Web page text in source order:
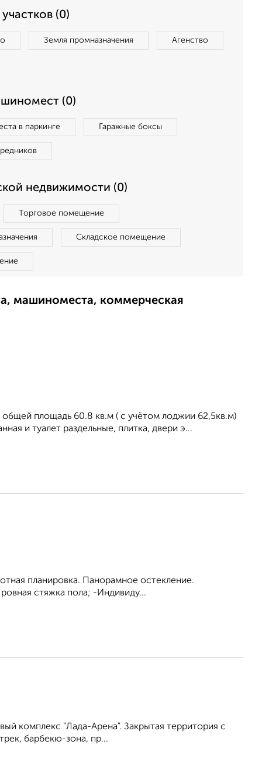
(0)
Земля промназначения Агенство
(0)
в паркинге Гаражные боксы
недвижимости (0)
Торговое помещение
Складское помещение
машиноместа, коммерческая
площадь 60.8 кв.м ( с учётом лоджии 62,5кв.м)
и туалет раздельные, плитка, двери э...
планировка. Панорамное остекление.
стяжка пола; -Индивиду...
комплекс "Лада-Арена". Закрытая территория с
барбекю-зона, пр...